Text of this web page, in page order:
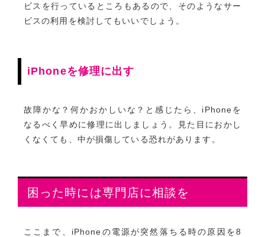
ビスを行っているところもあるので、そのようなサー
ビスの利用を検討してもいいでしょう。
iPhoneを修理に出す
故障かな？何かおかしいな？と感じたら、iPhoneを
なるべく早めに修理に出しましょう。見た目におかし
くなくても、中が損傷している恐れがあります。
困った時には専門店に相談を
ここまで、iPhoneの電源が突然落ちる時の原因を8